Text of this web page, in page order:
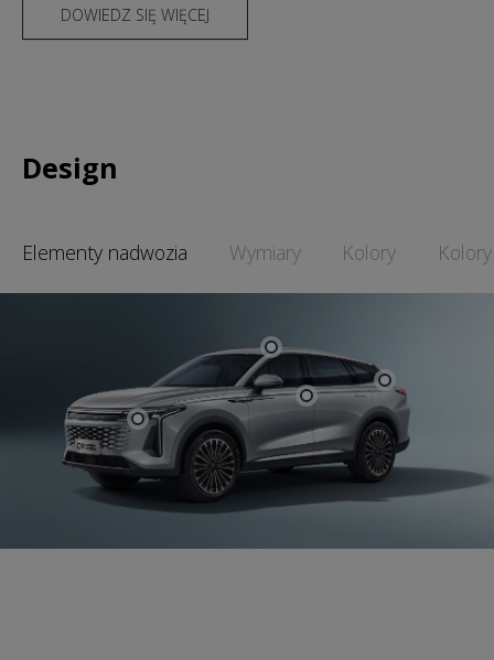
DOWIEDZ SIĘ WIĘCEJ
Design
Elementy nadwozia Wymiary Kolory